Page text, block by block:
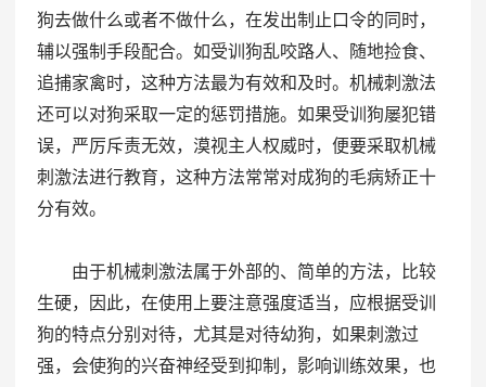
狗去做什么或者不做什么，在发出制止口令的同时，
辅以强制手段配合。如受训狗乱咬路人、随地捡食、
追捕家禽时，这种方法最为有效和及时。机械刺激法
还可以对狗采取一定的惩罚措施。如果受训狗屡犯错
误，严厉斥责无效，漠视主人权威时，便要采取机械
刺激法进行教育，这种方法常常对成狗的毛病矫正十
分有效。
由于机械刺激法属于外部的、简单的方法，比较
生硬，因此，在使用上要注意强度适当，应根据受训
狗的特点分别对待，尤其是对待幼狗，如果刺激过
强，会使狗的兴奋神经受到抑制，影响训练效果，也